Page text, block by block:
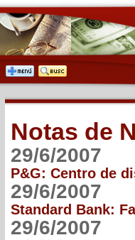
Notas de
29/6/2007
P&G: Centro de
29/6/2007
Standard Bank:
29/6/2007